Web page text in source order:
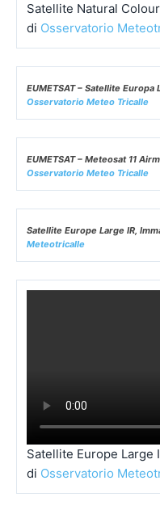
Satellite Natural
di Osservatorio
EUMETSAT – Satellite
Osservatorio Meteo Tricalle
EUMETSAT – Meteosat 11
Osservatorio Meteo Tricalle
Satellite Europe Large IR,
Meteotricalle
Satellite Europe Large
di Osservatorio